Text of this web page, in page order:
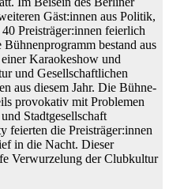
Gäst:innen aus Politik,
Preisträger:innen feierlich
Bühnenprogramm bestand aus
Karaokeshow und
und Gesellschaftlichen
aus diesem Jahr. Die Bühne-
provokativ mit Problemen
Stadtgesellschaft
feierten die Preisträger:innen
in die Nacht. Dieser
Verwurzelung der Clubkultur